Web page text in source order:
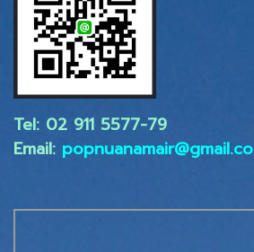
Tel: 02 ​911 5577-79
Email: